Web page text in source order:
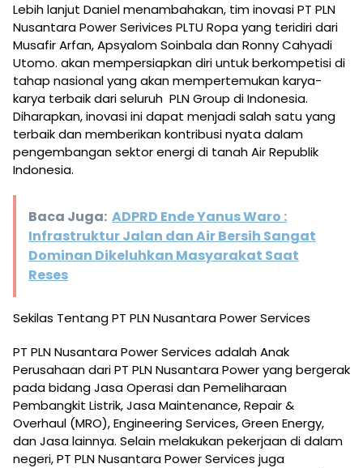
Lebih lanjut Daniel menambahakan, tim inovasi PT PLN
Nusantara Power Serivices PLTU Ropa yang teridiri dari
Musafir Arfan, Apsyalom Soinbala dan Ronny Cahyadi
Utomo. akan mempersiapkan diri untuk berkompetisi di
tahap nasional yang akan mempertemukan karya-
karya terbaik dari seluruh PLN Group di Indonesia.
Diharapkan, inovasi ini dapat menjadi salah satu yang
terbaik dan memberikan kontribusi nyata dalam
pengembangan sektor energi di tanah Air Republik
Indonesia.
Baca Juga: ADPRD Ende Yanus Waro :
Infrastruktur Jalan dan Air Bersih Sangat
Dominan Dikeluhkan Masyarakat Saat
Reses
Sekilas Tentang PT PLN Nusantara Power Services
PT PLN Nusantara Power Services adalah Anak
Perusahaan dari PT PLN Nusantara Power yang bergerak
pada bidang Jasa Operasi dan Pemeliharaan
Pembangkit Listrik, Jasa Maintenance, Repair &
Overhaul (MRO), Engineering Services, Green Energy,
dan Jasa lainnya. Selain melakukan pekerjaan di dalam
negeri, PT PLN Nusantara Power Services juga